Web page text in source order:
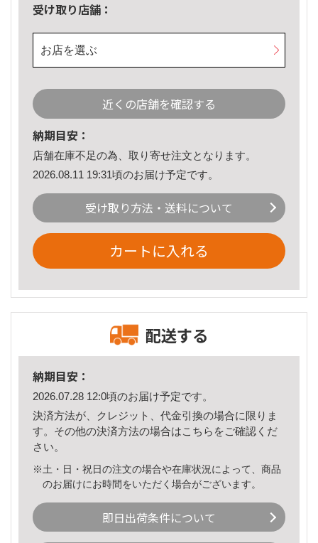
受け取り店舗：
お店を選ぶ
近くの店舗を確認する
納期目安：
店舗在庫不足の為、取り寄せ注文となります。
2026.08.11 19:31頃のお届け予定です。
受け取り方法・送料について
カートに入れる
配送する
納期目安：
2026.07.28 12:0頃のお届け予定です。
決済方法が、クレジット、代金引換の場合に限りま
す。その他の決済方法の場合はこちら をご確認くだ
さい。
※土・日・祝日の注文の場合や在庫状況によって、商品
のお届けにお時間をいただく場合がございます。
即日出荷条件について